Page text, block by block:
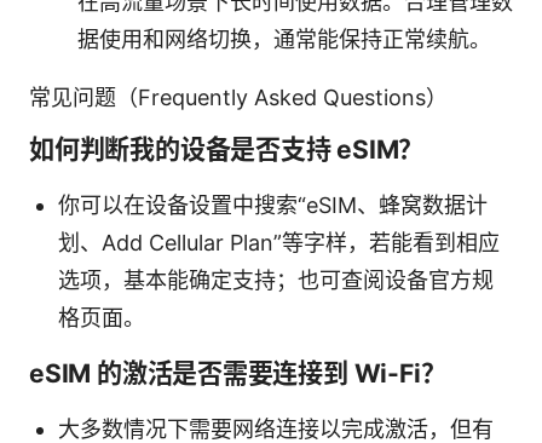
据使用和网络切换，通常能保持正常续航。
常见问题（Frequently Asked Questions）
如何判断我的设备是否支持 eSIM？
你可以在设备设置中搜索“eSIM、蜂窝数据计
划、Add Cellular Plan”等字样，若能看到相应
选项，基本能确定支持；也可查阅设备官方规
格页面。
eSIM 的激活是否需要连接到 Wi-Fi？
大多数情况下需要网络连接以完成激活，但有